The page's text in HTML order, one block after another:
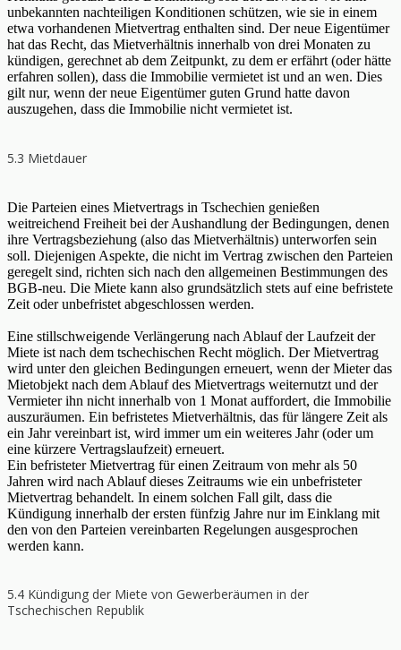
unbekannten nachteiligen Konditionen schützen, wie sie in einem
etwa vorhandenen Mietvertrag enthalten sind. Der neue Eigentümer
hat das Recht, das Mietverhältnis innerhalb von drei Monaten zu
kündigen, gerechnet ab dem Zeitpunkt, zu dem er erfährt (oder hätte
erfahren sollen), dass die Immobilie vermietet ist und an wen. Dies
gilt nur, wenn der neue Eigentümer guten Grund hatte davon
auszugehen, dass die Immobilie nicht vermietet ist.
5.3 Mietdauer
Die Parteien eines Mietvertrags in Tschechien genießen
weitreichend Freiheit bei der Aushandlung der Bedingungen, denen
ihre Vertragsbeziehung (also das Mietverhältnis) unterworfen sein
soll. Diejenigen Aspekte, die nicht im Vertrag zwischen den Parteien
geregelt sind, richten sich nach den allgemeinen Bestimmungen des
BGB-neu. Die Miete kann also grundsätzlich stets auf eine befristete
Zeit oder unbefristet abgeschlossen werden.
Eine stillschweigende Verlängerung nach Ablauf der Laufzeit der
Miete ist nach dem tschechischen Recht möglich. Der Mietvertrag
wird unter den gleichen Bedingungen erneuert, wenn der Mieter das
Mietobjekt nach dem Ablauf des Mietvertrags weiternutzt und der
Vermieter ihn nicht innerhalb von 1 Monat auffordert, die Immobilie
auszuräumen. Ein befristetes Mietverhältnis, das für längere Zeit als
ein Jahr vereinbart ist, wird immer um ein weiteres Jahr (oder um
eine kürzere Vertragslaufzeit) erneuert.
Ein befristeter Mietvertrag für einen Zeitraum von mehr als 50
Jahren wird nach Ablauf dieses Zeitraums wie ein unbefristeter
Mietvertrag behandelt. In einem solchen Fall gilt, dass die
Kündigung innerhalb der ersten fünfzig Jahre nur im Einklang mit
den von den Parteien vereinbarten Regelungen ausgesprochen
werden kann.
5.4 Kündigung der Miete von Gewerberäumen in der
Tschechischen Republik